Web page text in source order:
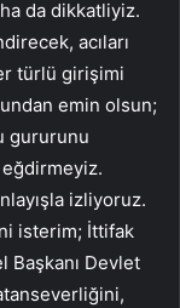
da dikkatliyiz.
acıları
türlü girişimi
emin olsun;
gururunu
eğdirmeyiz.
izliyoruz.
isterim; İttifak
Başkanı Devlet